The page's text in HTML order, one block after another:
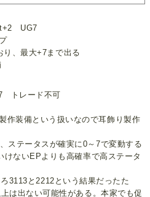
UG7
、最大+7まで出る
トレード不可
作装備という扱いなので耳飾り製作
ステータスが確実に0～7で変動する
けないEPよりも高確率で高ステータ
3113と2212という結果だったた
は出ない可能性がある。本家でも促